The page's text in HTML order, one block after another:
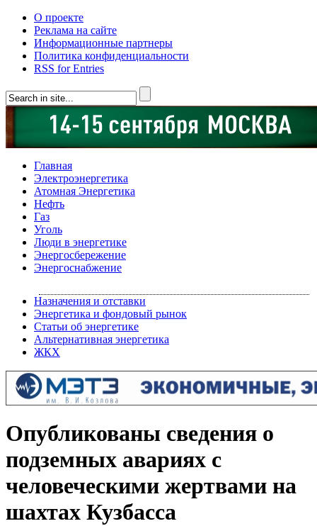
О проекте
Реклама на сайте
Информационные партнеры
Политика конфиденциальности
RSS for Entries
Главная
Электроэнергетика
Атомная Энергетика
Нефть
Газ
Уголь
Люди в энергетике
Энергосбережение
Энергоснабжение
Назначения и отставки
Энергетика и фондовый рынок
Статьи об энергетике
Альтернативная энергетика
ЖКХ
Опубликованы сведения о
подземных авариях с
человеческими жертвами на
шахтах Кузбасса